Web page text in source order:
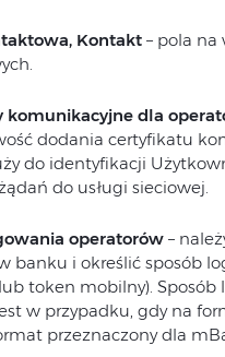
Kontakt – pola na
komunikacyjne dla
dodania certyfikatu
do identyfikacji
do usługi sieciowej.
operatorów –
banku i określić sposób
token mobilny). Sposób
w przypadku, gdy na
przeznaczony dla